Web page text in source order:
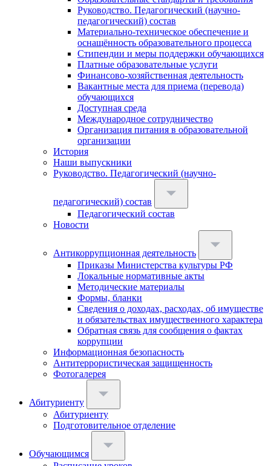
Руководство. Педагогический (научно-
педагогический) состав
Материально-техническое обеспечение и
оснащённость образовательного процесса
Стипендии и меры поддержки обучающихся
Платные образовательные услуги
Финансово-хозяйственная деятельность
Вакантные места для приема (перевода)
обучающихся
Доступная среда
Международное сотрудничество
Организация питания в образовательной
организации
История
Наши выпускники
Руководство. Педагогический (научно-
педагогический) состав
Педагогический состав
Новости
Антикоррупционная деятельность
Приказы Министерства культуры РФ
Локальные нормативные акты
Методические материалы
Формы, бланки
Сведения о доходах, расходах, об имуществе
и обязательствах имущественного характера
Обратная связь для сообщения о фактах
коррупции
Информационная безопасность
Антитеррористическая защищенность
Фотогалерея
Абитуриенту
Абитуриенту
Подготовительное отделение
Обучающимся